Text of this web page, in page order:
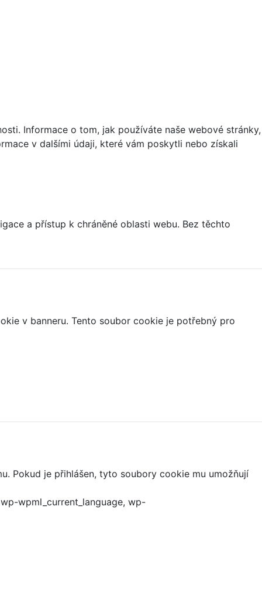
Informace o tom, jak používáte naše webové stránky,
v dalšími údaji, které vám poskytli nebo získali
a přístup k chráněné oblasti webu. Bez těchto
v banneru. Tento soubor cookie je potřebný pro
Pokud je přihlášen, tyto soubory cookie mu umožňují
wpml_current_language, wp-